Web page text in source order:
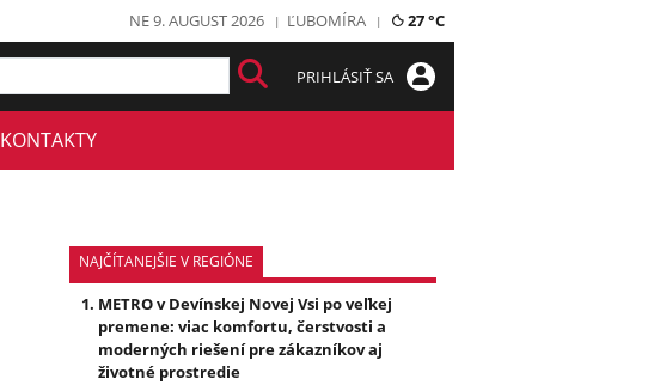
NE 9. AUGUST 2026 ĽUBOMÍRA 27 °C
PRIHLÁSIŤ SA
KONTAKTY
NAJČÍTANEJŠIE V REGIÓNE
METRO v Devínskej Novej Vsi po veľkej
premene: viac komfortu, čerstvosti a
moderných riešení pre zákazníkov aj
životné prostredie